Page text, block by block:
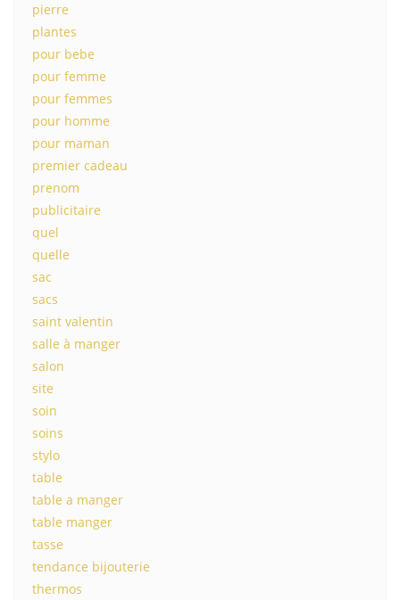
pierre
plantes
pour bebe
pour femme
pour femmes
pour homme
pour maman
premier cadeau
prenom
publicitaire
quel
quelle
sac
sacs
saint valentin
salle à manger
salon
site
soin
soins
stylo
table
table a manger
table manger
tasse
tendance bijouterie
thermos